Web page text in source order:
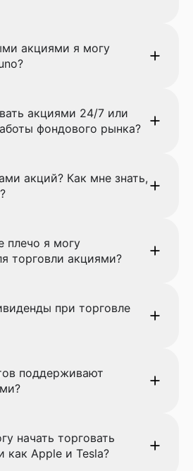
акциями я могу
акциями 24/7 или
фондового рынка?
акций? Как мне знать,
плечо я могу
торговли акциями?
при торговле
поддерживают
начать торговать
как Apple и Tesla?